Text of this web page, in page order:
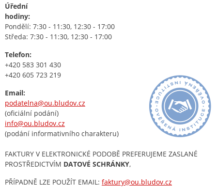
Úřední
hodiny:
Pondělí: 7:30 - 11:30, 12:30 - 17:00
Středa: 7:30 - 11:30, 12:30 - 17:00
Telefon:
+420 583 301 430
+420 605 723 219
Email:
podatelna@ou.bludov.cz
(oficiální podání)
info@ou.bludov.cz
(podání informativního charakteru)
FAKTURY V ELEKTRONICKÉ PODOBĚ PREFERUJEME ZASLANÉ
PROSTŘEDICTVÍM DATOVÉ SCHRÁNKY,
PŘÍPADNĚ LZE POUŽÍT EMAIL: faktury@ou.bludov.cz